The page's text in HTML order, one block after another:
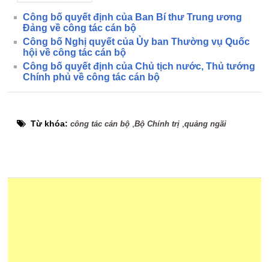
Công bố quyết định của Ban Bí thư Trung ương
Đảng về công tác cán bộ
Công bố Nghị quyết của Ủy ban Thường vụ Quốc
hội về công tác cán bộ
Công bố quyết định của Chủ tịch nước, Thủ tướng
Chính phủ về công tác cán bộ
Từ khóa:công tác cán bộ ,Bộ Chính trị ,quảng ngãi